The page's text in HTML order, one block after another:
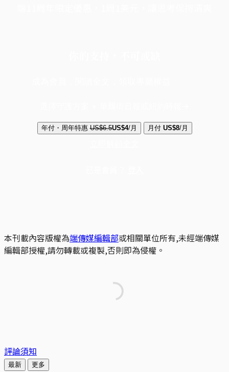
年付・周年特惠 US$6.5US$4/月 月付 US$8/月
本刊載內容版權為端傳媒編輯部或相關單位所有,未經端傳媒
編輯部授權,請勿轉載或複製,否則即為侵權。
評論須知
最新 更多